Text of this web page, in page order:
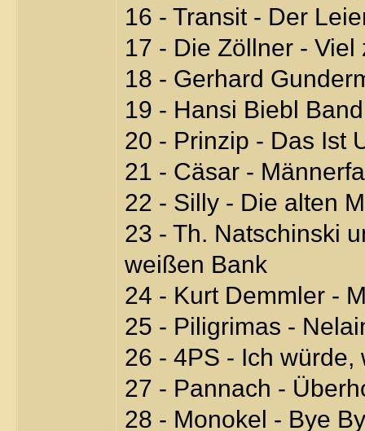
16 - Transit - Der
17 - Die Zöllner - Viel
18 - Gerhard
19 - Hansi Biebl
20 - Prinzip - Das Ist
21 - Cäsar -
22 - Silly - Die alten
23 - Th. Natschinski
weißen Bank
24 - Kurt Demmler -
25 - Piligrimas -
26 - 4PS - Ich
27 - Pannach -
28 - Monokel - Bye